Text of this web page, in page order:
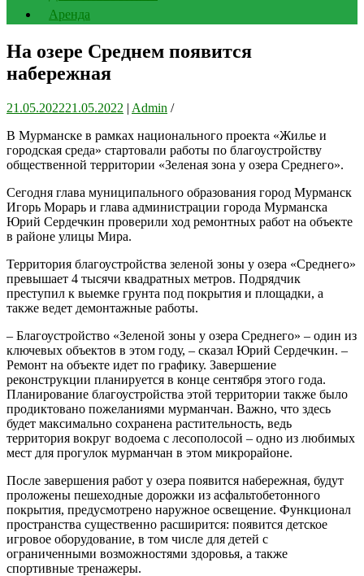
Аренда
На озере Среднем появится
набережная
21.05.202221.05.2022 | Admin /
В Мурманске в рамках национального проекта «Жилье и
городская среда» стартовали работы по благоустройству
общественной территории «Зеленая зона у озера Среднего».
Сегодня глава муниципального образования город Мурманск
Игорь Морарь и глава администрации города Мурманска
Юрий Сердечкин проверили ход ремонтных работ на объекте
в районе улицы Мира.
Территория благоустройства зеленой зоны у озера «Среднего»
превышает 4 тысячи квадратных метров. Подрядчик
преступил к выемке грунта под покрытия и площадки, а
также ведет демонтажные работы.
– Благоустройство «Зеленой зоны у озера Среднего» – один из
ключевых объектов в этом году, – сказал Юрий Сердечкин. –
Ремонт на объекте идет по графику. Завершение
реконструкции планируется в конце сентября этого года.
Планирование благоустройства этой территории также было
продиктовано пожеланиями мурманчан. Важно, что здесь
будет максимально сохранена растительность, ведь
территория вокруг водоема с лесополосой – одно из любимых
мест для прогулок мурманчан в этом микрорайоне.
После завершения работ у озера появится набережная, будут
проложены пешеходные дорожки из асфальтобетонного
покрытия, предусмотрено наружное освещение. Функционал
пространства существенно расширится: появится детское
игровое оборудование, в том числе для детей с
ограниченными возможностями здоровья, а также
спортивные тренажеры.